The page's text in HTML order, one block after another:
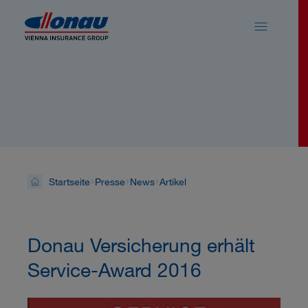
Startseite Presse News Artikel
Donau Versicherung erhält
Service-Award 2016